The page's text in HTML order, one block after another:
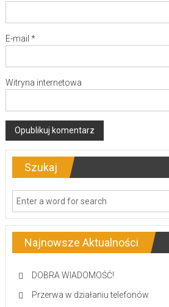
E-mail *
Witryna internetowa
Szukaj
Najnowsze Aktualności
DOBRA WIADOMOŚĆ!
Przerwa w działaniu telefonów